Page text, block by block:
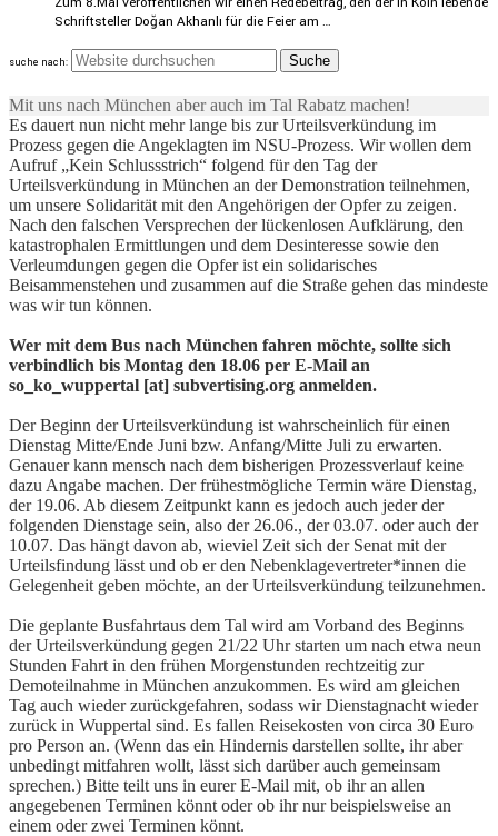
Schrift­steller Doğan Akhanlı für die Feier am …
suche nach:
Mit uns nach München aber auch im Tal Rabatz machen!
Es dauert nun nicht mehr lange bis zur Urteilsverkündung im
Prozess gegen die Angeklagten im NSU-Prozess. Wir wollen dem
Aufruf „Kein Schlussstrich“ folgend für den Tag der
Urteilsverkündung in München an der Demonstration teilnehmen,
um unsere Solidarität mit den Angehörigen der Opfer zu zeigen.
Nach den falschen Versprechen der lückenlosen Aufklärung, den
katastrophalen Ermittlungen und dem Desinteresse sowie den
Verleumdungen gegen die Opfer ist ein solidarisches
Beisammenstehen und zusammen auf die Straße gehen das mindeste
was wir tun können.
Wer mit dem Bus nach München fahren möchte, sollte sich
verbindlich bis Montag den 18.06 per E-Mail an
so_ko_wuppertal [at] subvertising.org anmelden.
Der Beginn der Urteilsverkündung ist wahrscheinlich für einen
Dienstag Mitte/Ende Juni bzw. Anfang/Mitte Juli zu erwarten.
Genauer kann mensch nach dem bisherigen Prozessverlauf keine
dazu Angabe machen. Der frühestmögliche Termin wäre Dienstag,
der 19.06. Ab diesem Zeitpunkt kann es jedoch auch jeder der
folgenden Dienstage sein, also der 26.06., der 03.07. oder auch der
10.07. Das hängt davon ab, wieviel Zeit sich der Senat mit der
Urteilsfindung lässt und ob er den Nebenklagevertreter*innen die
Gelegenheit geben möchte, an der Urteilsverkündung teilzunehmen.
Die geplante Busfahrtaus dem Tal wird am Vorband des Beginns
der Urteilsverkündung gegen 21/22 Uhr starten um nach etwa neun
Stunden Fahrt in den frühen Morgenstunden rechtzeitig zur
Demoteilnahme in München anzukommen. Es wird am gleichen
Tag auch wieder zurückgefahren, sodass wir Dienstagnacht wieder
zurück in Wuppertal sind. Es fallen Reisekosten von circa 30 Euro
pro Person an. (Wenn das ein Hindernis darstellen sollte, ihr aber
unbedingt mitfahren wollt, lässt sich darüber auch gemeinsam
sprechen.) Bitte teilt uns in eurer E-Mail mit, ob ihr an allen
angegebenen Terminen könnt oder ob ihr nur beispielsweise an
einem oder zwei Terminen könnt.